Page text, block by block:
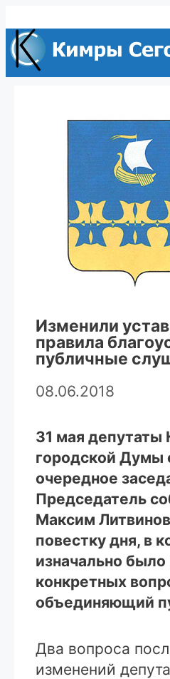
к
содержимому
Изменили
правила
публичные
08.06.2018
31 мая депутаты
городской Думы
очередное
Председатель
Максим
повестку дня, в
изначально было
конкретных
объединяющий
Два вопроса
изменений